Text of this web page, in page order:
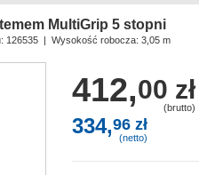
MultiGrip 5 stopni
126535 | Wysokość robocza: 3,05 m
412,00 zł
(brutto)
334,96 zł
(netto)